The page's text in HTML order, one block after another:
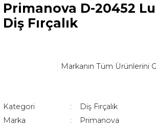
Primanova D-20452
Diş Fırçalık
Markanın Tüm Ürünlerini
Kategori
Diş Fırçalık
Marka
Primanova